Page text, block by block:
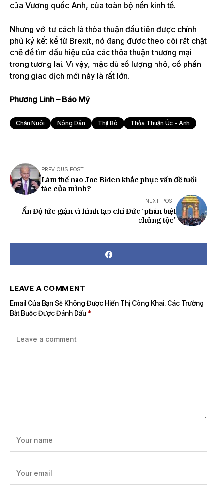
của Vương quốc Anh, của toàn bộ nền kinh tế.
Nhưng với tư cách là thỏa thuận đầu tiên được chính
phủ ký kết kể từ Brexit, nó đang được theo dõi rất chặt
chẽ để tìm dấu hiệu của các thỏa thuận thương mại
trong tương lai. Vì vậy, mặc dù số lượng nhỏ, cổ phần
trong giao dịch mới này là rất lớn.
Phương Linh – Báo Mỹ
Chăn Nuôi Nông Dân Thịt Bò Thỏa Thuận Úc - Anh
PREVIOUS POST
Làm thế nào Joe Biden khắc phục vấn đề tuổi
tác của mình?
NEXT POST
Ấn Độ tức giận vì hình tạp chí Đức 'phân biệt
chủng tộc'
LEAVE A COMMENT
Email Của Bạn Sẽ Không Được Hiển Thị Công Khai. Các Trường
Bắt Buộc Được Đánh Dấu *